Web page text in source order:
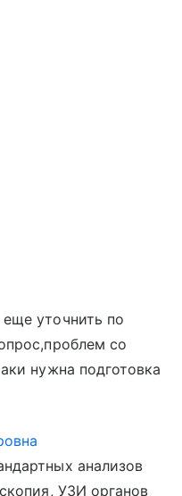
уточнить по
со
нужна подготовка
анализов
УЗИ органов